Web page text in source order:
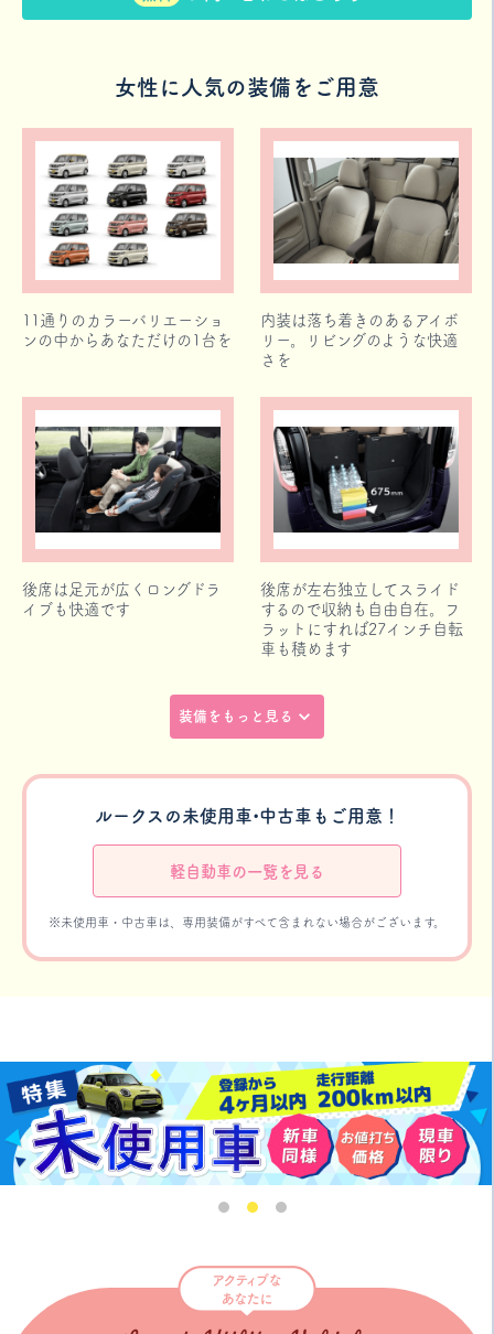
女性に人気の装備をご用意
11通りのカラーバリエーショ
ンの中からあなただけの1台を
内装は落ち着きのあるアイボ
リー。リビングのような快適
さを
後席は足元が広くロングドラ
イブも快適です
後席が左右独立してスライド
するので収納も自由自在。フ
ラットにすれば27インチ自転
車も積めます
装備をもっと見る
ルークスの未使用車•中古車もご用意！
軽自動車の一覧を見る
※未使用車・中古車は、専用装備がすべて含まれない場合がございます。